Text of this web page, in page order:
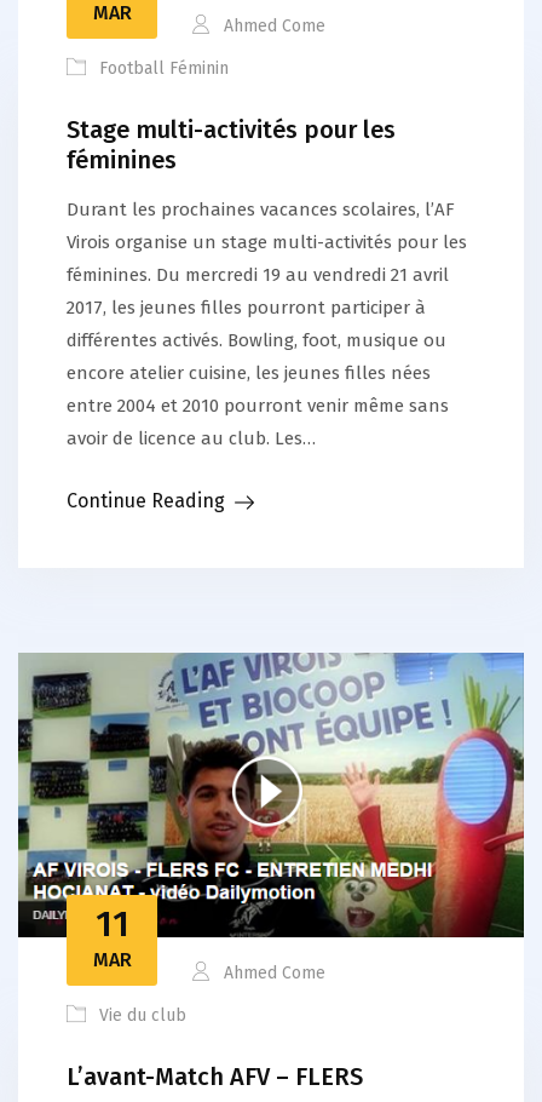
MAR
Ahmed Come
Football Féminin
Stage multi-activités pour les
féminines
Durant les prochaines vacances scolaires, l’AF
Virois organise un stage multi-activités pour les
féminines. Du mercredi 19 au vendredi 21 avril
2017, les jeunes filles pourront participer à
différentes activés. Bowling, foot, musique ou
encore atelier cuisine, les jeunes filles nées
entre 2004 et 2010 pourront venir même sans
avoir de licence au club. Les…
Continue Reading
11
MAR
Ahmed Come
Vie du club
L’avant-Match AFV – FLERS